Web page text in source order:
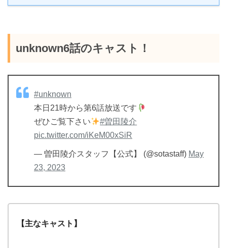
unknown6話のキャスト！
#unknown
本日21時から第6話放送です
ぜひご覧下さい
#曽田陵介
pic.twitter.com/iKeM00xSiR
— 曽田陵介スタッフ【公式】 (@sotastaff) May
23, 2023
【主なキャスト】